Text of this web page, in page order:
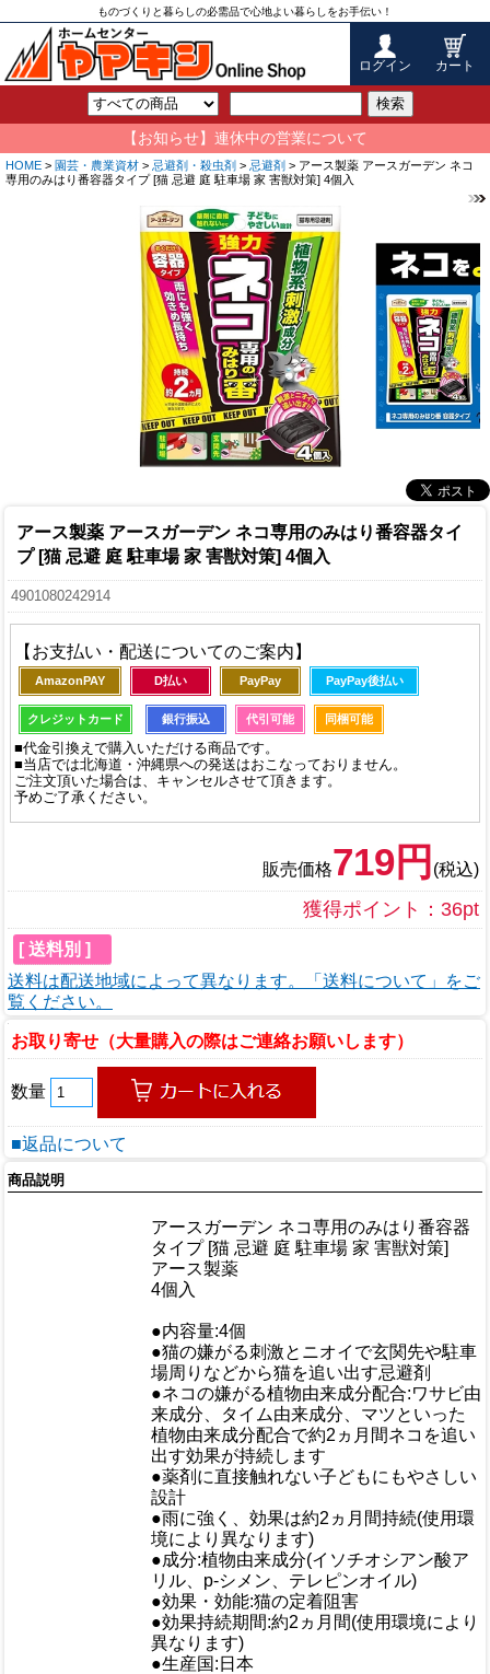
ものづくりと暮らしの必需品で心地よい暮らしをお手伝い！
ログイン カート
検索
【お知らせ】連休中の営業について
HOME > 園芸・農業資材 > 忌避剤・殺虫剤 > 忌避剤 > アース製薬 アースガーデン ネコ
専用のみはり番容器タイプ [猫 忌避 庭 駐車場 家 害獣対策] 4個入
アース製薬 アースガーデン ネコ専用のみはり番容器タイ
プ [猫 忌避 庭 駐車場 家 害獣対策] 4個入
4901080242914
【お支払い・配送についてのご案内】
AmazonPAY D払い PayPay PayPay後払い
クレジットカード 銀行振込 代引可能 同梱可能
■代金引換えで購入いただける商品です。
■当店では北海道・沖縄県への発送はおこなっておりません。
ご注文頂いた場合は、キャンセルさせて頂きます。
予めご了承ください。
販売価格719円 (税込)
獲得ポイント：36pt
[ 送料別 ]
送料は配送地域によって異なります。「送料について」をご
覧ください。
お取り寄せ（大量購入の際はご連絡お願いします）
数量
■返品について
商品説明
アースガーデン ネコ専用のみはり番容器
タイプ [猫 忌避 庭 駐車場 家 害獣対策]
アース製薬
4個入
●内容量:4個
●猫の嫌がる刺激とニオイで玄関先や駐車
場周りなどから猫を追い出す忌避剤
●ネコの嫌がる植物由来成分配合:ワサビ由
来成分、タイム由来成分、マツといった
植物由来成分配合で約2ヵ月間ネコを追い
出す効果が持続します
●薬剤に直接触れない子どもにもやさしい
設計
●雨に強く、効果は約2ヵ月間持続(使用環
境により異なります)
●成分:植物由来成分(イソチオシアン酸ア
リル、p-シメン、テレピンオイル)
●効果・効能:猫の定着阻害
●効果持続期間:約2ヵ月間(使用環境により
異なります)
●生産国:日本